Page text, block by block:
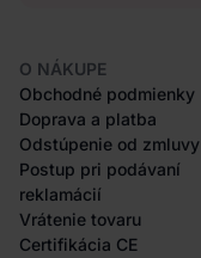
O NÁKUPE
Obchodné podmienky
Doprava a platba
Odstúpenie od zmluvy
Postup pri podávaní
reklamácií
Vrátenie tovaru
Certifikácia CE